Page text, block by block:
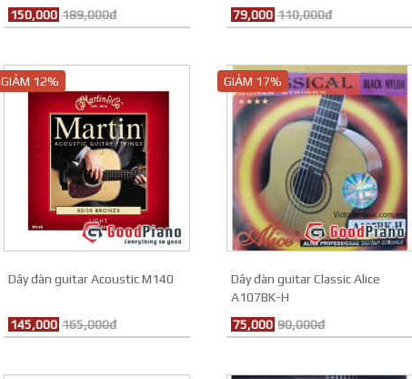
150,000 189,000đ
79,000 110,000đ
GIẢM 12%
Dây đàn guitar Acoustic M140
145,000 165,000đ
GIẢM 17%
Dây đàn guitar Classic Alice
A107BK-H
75,000 90,000đ